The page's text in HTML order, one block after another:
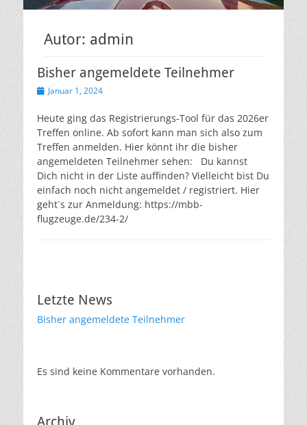
Autor: admin
Bisher angemeldete Teilnehmer
Veröffentlicht
Januar 1, 2024
Heute ging das Registrierungs-Tool für das 2026er
Treffen online. Ab sofort kann man sich also zum
Treffen anmelden. Hier könnt ihr die bisher
angemeldeten Teilnehmer sehen: Du kannst
Dich nicht in der Liste auffinden? Vielleicht bist Du
einfach noch nicht angemeldet / registriert. Hier
geht`s zur Anmeldung: https://mbb-
flugzeuge.de/234-2/
Letzte News
Bisher angemeldete Teilnehmer
Es sind keine Kommentare vorhanden.
Archiv